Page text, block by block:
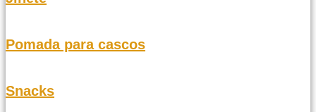
Pomada para cascos
Snacks